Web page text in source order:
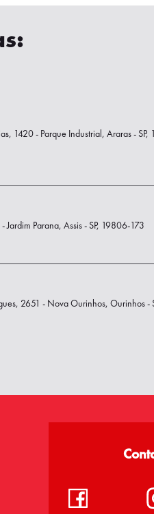
1420 - Parque Industrial, Araras - SP,
Parana, Assis - SP, 19806-173
2651 - Nova Ourinhos, Ourinhos -